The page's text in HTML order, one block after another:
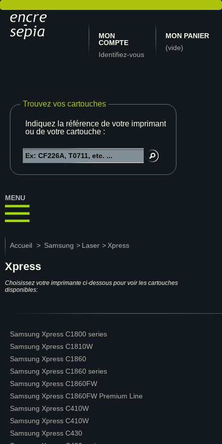
MON
COMPTE
Identifiez-vous
MON PANIER
(vide)
Trouvez vos cartouches
Indiquez la référence de votre imprimante
ou de votre cartouche :
MENU
Accueil > Samsung > Laser > Xpress
Xpress
Choisissez votre imprimante ci-dessous pour voir les cartouches
disponibles:
Samsung Xpress C1800 series
Samsung Xpress C1810W
Samsung Xpress C1860
Samsung Xpress C1860 series
Samsung Xpress C1860FW
Samsung Xpress C1860FW Premium Line
Samsung Xpress C410W
Samsung Xpress C410W
Samsung Xpress C430